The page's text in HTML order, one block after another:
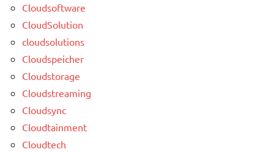
Cloudsoftware
CloudSolution
cloudsolutions
Cloudspeicher
Cloudstorage
Cloudstreaming
Cloudsync
Cloudtainment
Cloudtech